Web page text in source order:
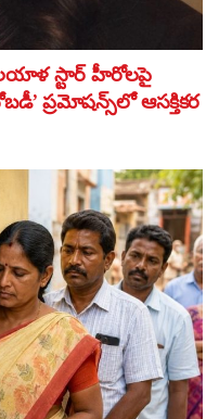
స్టార్ హీరోలపై
ప్రమోషన్స్‌లో ఆసక్తికర